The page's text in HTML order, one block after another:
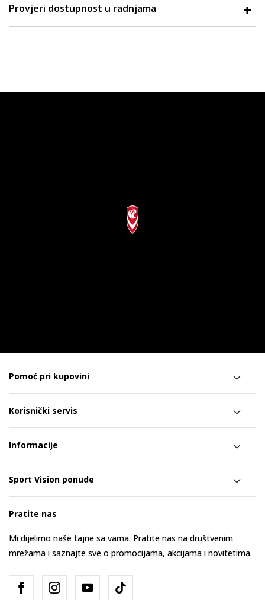
Provjeri dostupnost u radnjama
Pomoć pri kupovini
Korisnički servis
Informacije
Sport Vision ponude
Pratite nas
Mi dijelimo naše tajne sa vama. Pratite nas na društvenim
mrežama i saznajte sve o promocijama, akcijama i novitetima.